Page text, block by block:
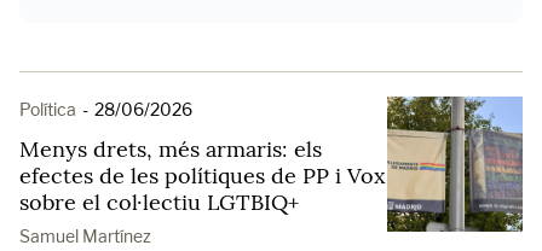
Política - 28/06/2026
Menys drets, més armaris: els
efectes de les polítiques de PP i Vox
sobre el col·lectiu LGTBIQ+
Samuel Martínez